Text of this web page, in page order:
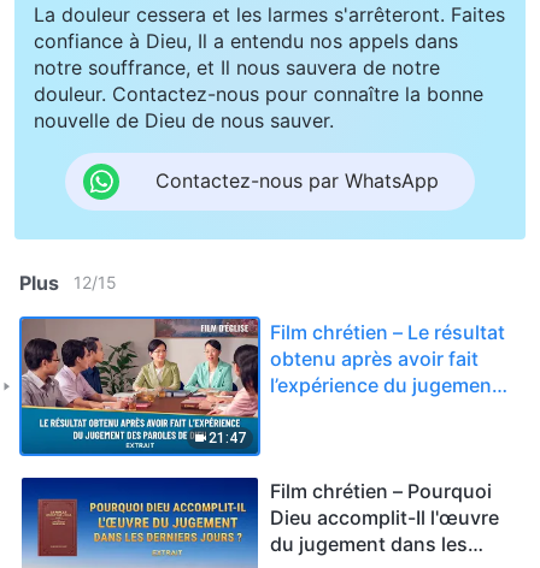
La douleur cessera et les larmes s'arrêteront. Faites
confiance à Dieu, Il a entendu nos appels dans
notre souffrance, et Il nous sauvera de notre
douleur. Contactez-nous pour connaître la bonne
nouvelle de Dieu de nous sauver.
Contactez-nous par WhatsApp
Plus 12/15
21:47
Film chrétien – Le résultat
obtenu après avoir fait
l’expérience du jugement
Film chrétien – Pourquoi
Dieu accomplit-Il l'œuvre
du jugement dans les